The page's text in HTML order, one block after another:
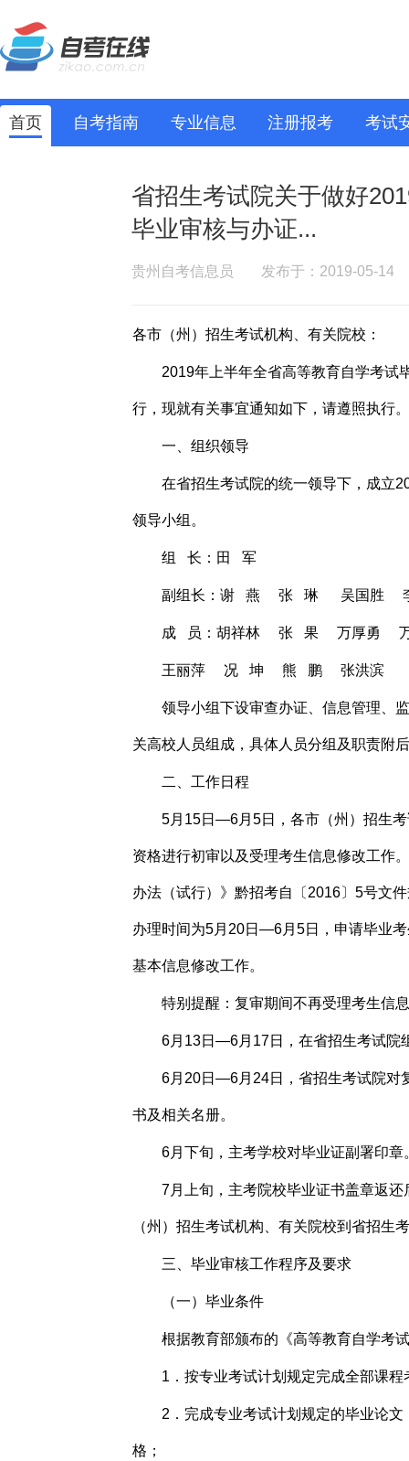
首页 自考指南 专业信息 注册报考 考试
省招生考试院关于做好
毕业审核与办证...
贵州自考信息员 发布于：2019-05-14
各市（州）招生考试机构、有关院校：
2019年上半年全省高等教育自学考试
行，现就有关事宜通知如下，请遵照执行。
一、组织领导
在省招生考试院的统一领导下，成立
领导小组。
组 长：田 军
副组长：谢 燕 张 琳 吴国胜
成 员：胡祥林 张 果 万厚勇
王丽萍 况 坤 熊 鹏 张洪滨
领导小组下设审查办证、信息管理、
关高校人员组成，具体人员分组及职责附
二、工作日程
5月15日—6月5日，各市（州）招生
资格进行初审以及受理考生信息修改工作
办法（试行）》黔招考自〔2016〕5号文
办理时间为5月20日—6月5日，申请毕业
基本信息修改工作。
特别提醒：复审期间不再受理考生信
6月13日—6月17日，在省招生考试院
6月20日—6月24日，省招生考试院对
书及相关名册。
6月下旬，主考学校对毕业证副署印章
7月上旬，主考院校毕业证书盖章返
（州）招生考试机构、有关院校到省招生
三、毕业审核工作程序及要求
（一）毕业条件
根据教育部颁布的《高等教育自学考
1．按专业考试计划规定完成全部课程
2．完成专业考试计划规定的毕业论
格；